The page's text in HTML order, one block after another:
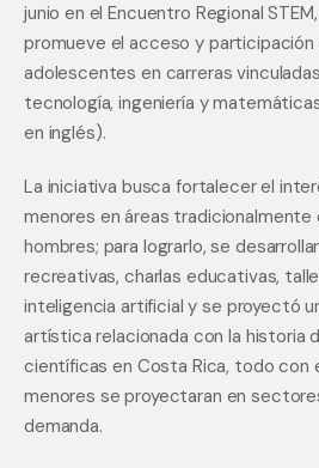
junio en el Encuentro Regional
promueve el acceso y participación
adolescentes en carreras
tecnología, ingeniería y
en inglés).
La iniciativa busca fortalecer el
menores en áreas tradicionalmente
hombres; para lograrlo, se
recreativas, charlas educativas,
inteligencia artificial y se proyectó
artística relacionada con la historia
científicas en Costa Rica, todo con
menores se proyectaran en
demanda.